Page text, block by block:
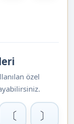
özel
〔 〕